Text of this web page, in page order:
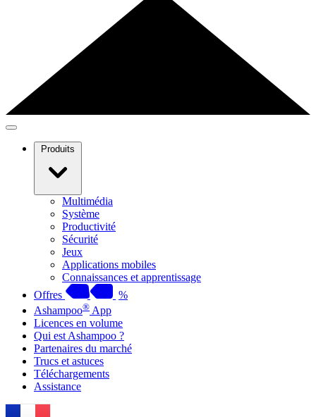
Produits
Multimédia
Système
Productivité
Sécurité
Jeux
Applications mobiles
Connaissances et apprentissage
Offres
%
Ashampoo® App
Licences en volume
Qui est Ashampoo ?
Partenaires du marché
Trucs et astuces
Téléchargements
Assistance